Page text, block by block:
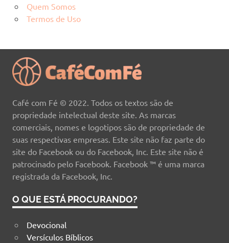
Quem Somos
Termos de Uso
Café com Fé © 2022. Todos os textos são de
propriedade intelectual deste site. As marcas
comerciais, nomes e logotipos são de propriedade de
suas respectivas empresas. Este site não faz parte do
site do Facebook ou do Facebook, Inc. Este site não é
patrocinado pelo Facebook. Facebook ™ é uma marca
registrada da Facebook, Inc.
O QUE ESTÁ PROCURANDO?
Devocional
Versículos Bíblicos